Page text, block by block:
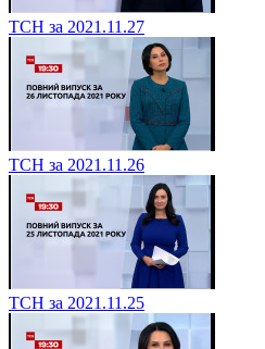
ТСН за 2021.11.27
ТСН за 2021.11.26
ТСН за 2021.11.25